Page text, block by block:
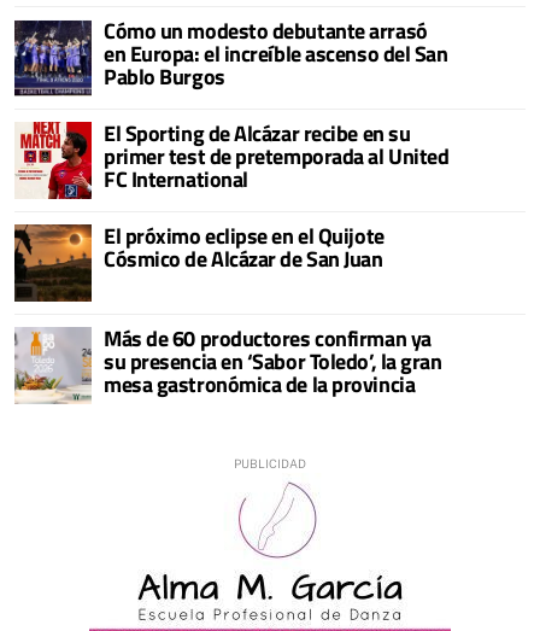
Cómo un modesto debutante arrasó
en Europa: el increíble ascenso del San
Pablo Burgos
El Sporting de Alcázar recibe en su
primer test de pretemporada al United
FC International
El próximo eclipse en el Quijote
Cósmico de Alcázar de San Juan
Más de 60 productores confirman ya
su presencia en ‘Sabor Toledo’, la gran
mesa gastronómica de la provincia